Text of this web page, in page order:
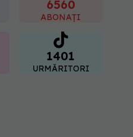
05.08.2026, 21:23
6560
ABONAȚI
1401
URMĂRITORI